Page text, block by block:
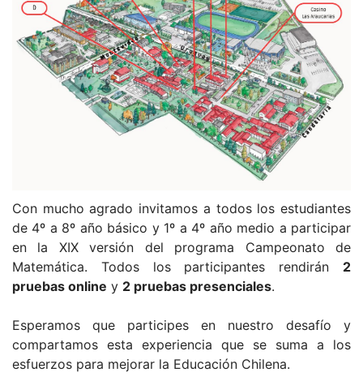
Con mucho agrado invitamos a todos los estudiantes
de 4º a 8º año básico y 1º a 4º año medio a participar
en la XIX versión del programa Campeonato de
Matemática. Todos los participantes rendirán 2
pruebas online y 2 pruebas presenciales.
Esperamos que participes en nuestro desafío y
compartamos esta experiencia que se suma a los
esfuerzos para mejorar la Educación Chilena.